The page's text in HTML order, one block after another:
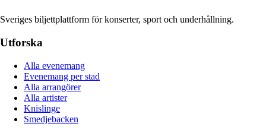
Sveriges biljettplattform för konserter, sport och underhållning.
Utforska
Alla evenemang
Evenemang per stad
Alla arrangörer
Alla artister
Knislinge
Smedjebacken